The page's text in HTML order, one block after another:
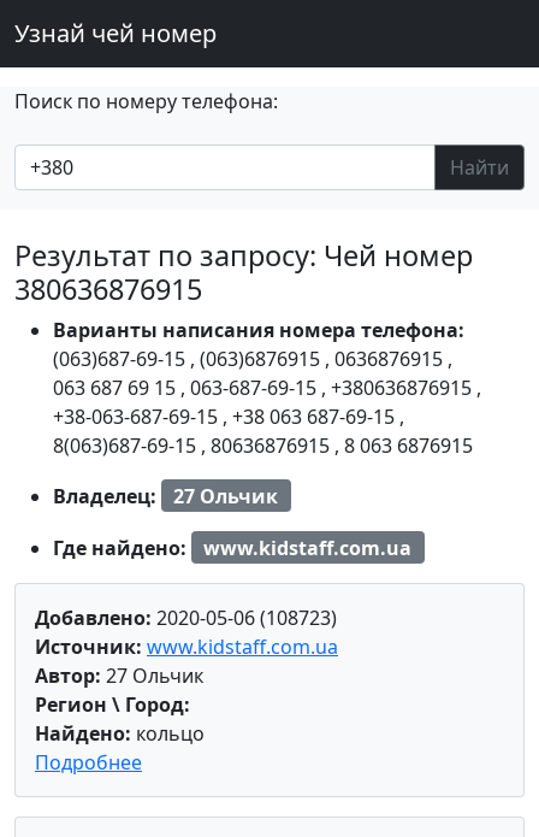
Узнай чей номер
Поиск по номеру телефона:
Найти
Результат по запросу: Чей номер
380636876915
Варианты написания номера телефона:
(063)687-69-15 , (063)6876915 , 0636876915 ,
063 687 69 15 , 063-687-69-15 , +380636876915 ,
+38-063-687-69-15 , +38 063 687-69-15 ,
8(063)687-69-15 , 80636876915 , 8 063 6876915
Владелец:
27 Ольчик
Где найдено:
www.kidstaff.com.ua
Добавлено: 2020-05-06 (108723)
Источник: www.kidstaff.com.ua
Автор: 27 Ольчик
Регион \ Город:
Найдено: кольцо
Подробнее